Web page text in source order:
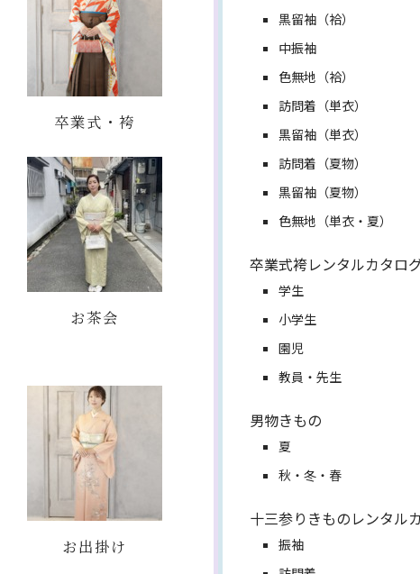
卒業式・袴
お茶会
お出掛け
黒留袖（袷）
中振袖
色無地（袷）
訪問着（単衣）
黒留袖（単衣）
訪問着（夏物）
黒留袖（夏物）
色無地（単衣・夏）
卒業式袴レンタルカタロ
学生
小学生
園児
教員・先生
男物きもの
夏
秋・冬・春
十三参りきものレンタル
振袖